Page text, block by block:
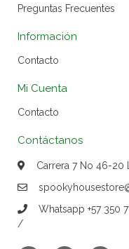
Preguntas Frecuentes
Información
Contacto
Mi Cuenta
Contacto
Contáctanos
Carrera 7 No 46-20
Whatsapp +57 350
/